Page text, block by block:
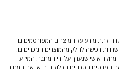
לתת מידע על המוצרים המפורסמים בו
רכישה לחלק מהמוצרים הנזכרים בו.
מחקר אישי שנערך על ידי המחבר. המידע